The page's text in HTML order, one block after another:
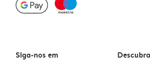
Siga-nos em